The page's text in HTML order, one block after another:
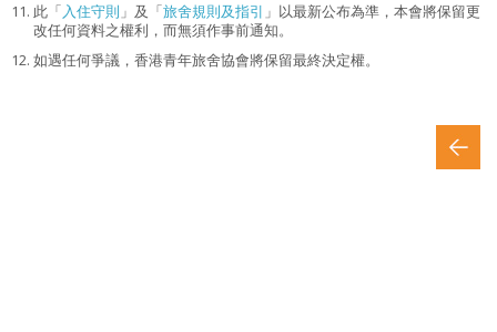
此「入住守則 」及「旅舍規則及指引 」以最新公布為準，本會將保留更
改任何資料之權利，而無須作事前通知。
如遇任何爭議，香港青年旅舍協會將保留最終決定權。